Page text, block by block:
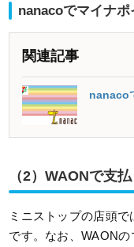
nanacoでマイナ
関連記事
nanaco
（2）WAONで支払
ミニストップの店頭
です。なお、WAON